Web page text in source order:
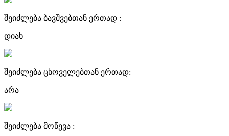
შეიძლება ბავშვებთან ერთად :
დიახ
შეიძლება ცხოველებთან ერთად:
არა
შეიძლება მოწევა :